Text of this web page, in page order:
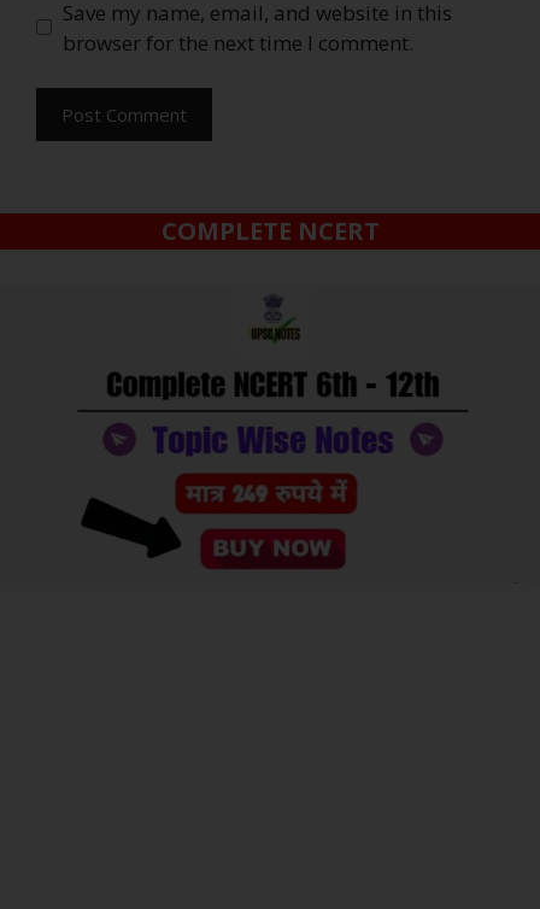
Save my name, email, and website in this
browser for the next time I comment.
COMPLETE NCERT